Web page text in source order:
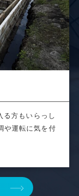
る方もいらっし
や運転に気を付